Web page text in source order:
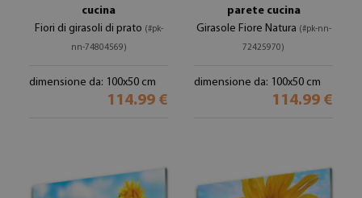
cucina
Fiori di girasoli di prato (#pk-
nn-74804569)
dimensione da: 100x50 cm
114.99 €
parete cucina
Girasole Fiore Natura (#pk-nn-
72425970)
dimensione da: 100x50 cm
114.99 €